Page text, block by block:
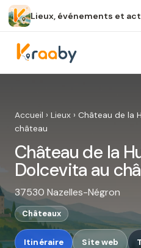
Lieux, événements et
Photos, avis, carte et
Ouvrir dans
Accueil › Lieux › Château de la
château
Château de la
Dolcevita au
37530 Nazelles-Négron
Châteaux
Itinéraire Site web